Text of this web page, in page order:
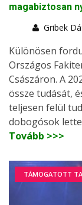
magabiztosan
Gribek
Különösen
Országos
Császáron. A
össze tudását,
teljesen felül
dobogósok
Tovább >>>
TÁMOGATOTT